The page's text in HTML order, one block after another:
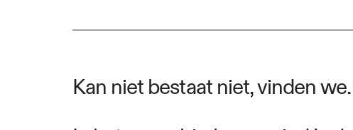
Kan niet bestaat niet, vinden